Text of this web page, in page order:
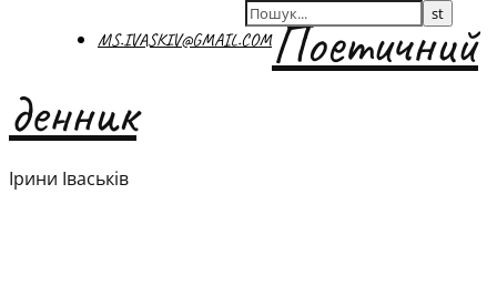
MS.IVASKIV@GMAIL.COMПоетичний
денник
Ірини Іваськів